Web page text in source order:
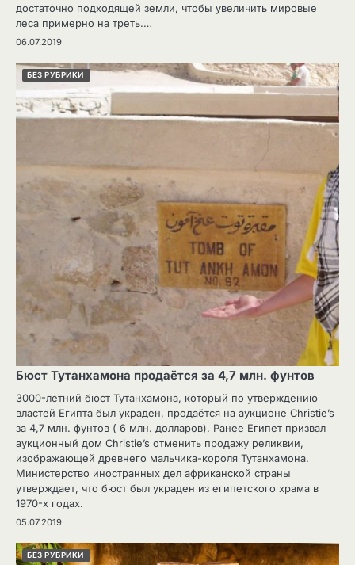
достаточно подходящей земли, чтобы увеличить мировые
леса примерно на треть.…
06.07.2019
БЕЗ РУБРИКИ
Бюст Тутанхамона продаётся за 4,7 млн. фунтов
3000-летний бюст Тутанхамона, который по утверждению
властей Египта был украден, продаётся на аукционе Christie’s
за 4,7 млн. фунтов ( 6 млн. долларов). Ранее Египет призвал
аукционный дом Christie’s отменить продажу реликвии,
изображающей древнего мальчика-короля Тутанхамона.
Министерство иностранных дел африканской страны
утверждает, что бюст был украден из египетского храма в
1970-х годах.
05.07.2019
БЕЗ РУБРИКИ